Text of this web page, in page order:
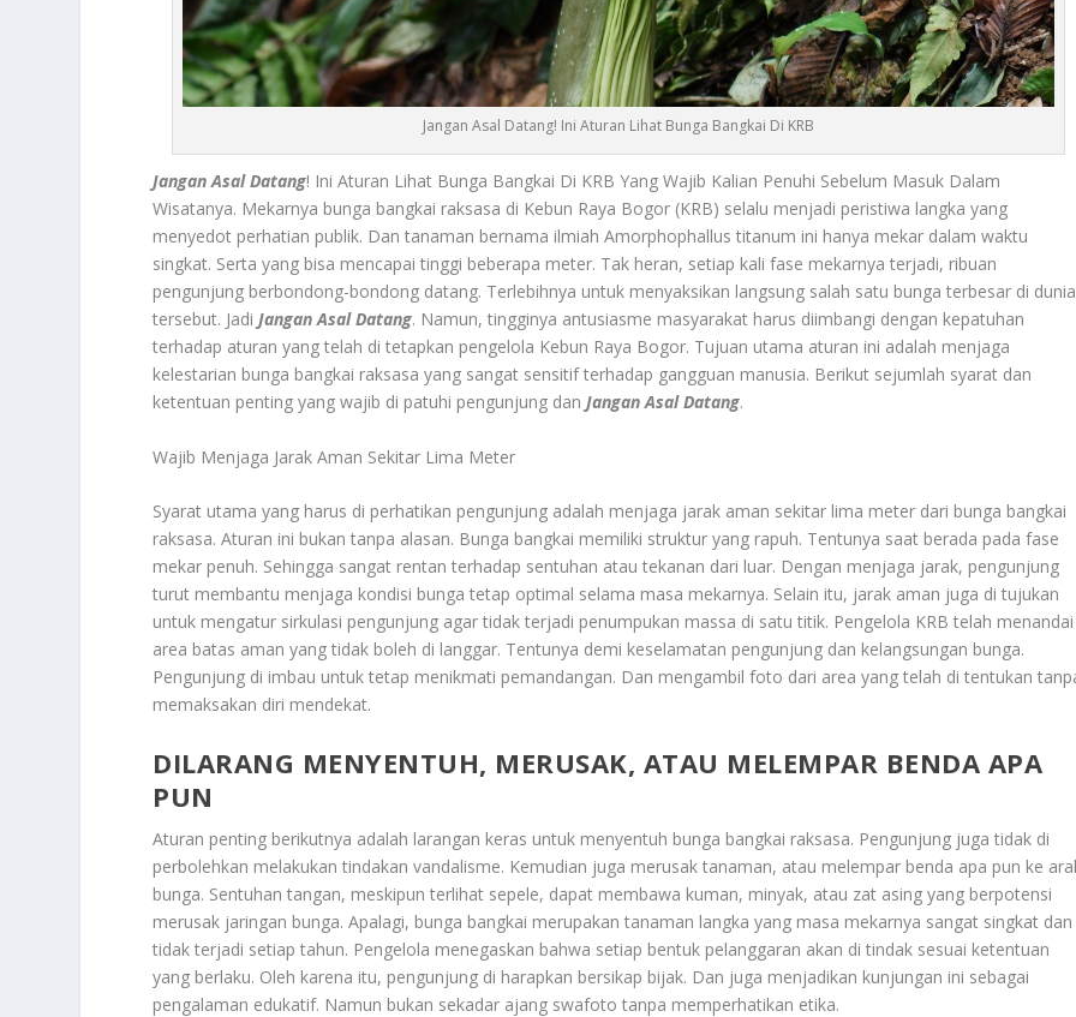
Jangan Asal Datang! Ini Aturan Lihat Bunga Bangkai Di KRB
Jangan Asal Datang! Ini Aturan Lihat Bunga Bangkai Di KRB Yang Wajib Kalian Penuhi Sebelum Masuk Dalam
Wisatanya. Mekarnya bunga bangkai raksasa di Kebun Raya Bogor (KRB) selalu menjadi peristiwa langka yang
menyedot perhatian publik. Dan tanaman bernama ilmiah Amorphophallus titanum ini hanya mekar dalam waktu
singkat. Serta yang bisa mencapai tinggi beberapa meter. Tak heran, setiap kali fase mekarnya terjadi, ribuan
pengunjung berbondong-bondong datang. Terlebihnya untuk menyaksikan langsung salah satu bunga terbesar di dunia
tersebut. JadiJangan Asal Datang. Namun, tingginya antusiasme masyarakat harus diimbangi dengan kepatuhan
terhadap aturan yang telah di tetapkan pengelola Kebun Raya Bogor. Tujuan utama aturan ini adalah menjaga
kelestarian bunga bangkai raksasa yang sangat sensitif terhadap gangguan manusia. Berikut sejumlah syarat dan
ketentuan penting yang wajib di patuhi pengunjung danJangan Asal Datang.
Wajib Menjaga Jarak Aman Sekitar Lima Meter
Syarat utama yang harus di perhatikan pengunjung adalah menjaga jarak aman sekitar lima meter dari bunga bangkai
raksasa. Aturan ini bukan tanpa alasan. Bunga bangkai memiliki struktur yang rapuh. Tentunya saat berada pada fase
mekar penuh. Sehingga sangat rentan terhadap sentuhan atau tekanan dari luar. Dengan menjaga jarak, pengunjung
turut membantu menjaga kondisi bunga tetap optimal selama masa mekarnya. Selain itu, jarak aman juga di tujukan
untuk mengatur sirkulasi pengunjung agar tidak terjadi penumpukan massa di satu titik. Pengelola KRB telah menandai
area batas aman yang tidak boleh di langgar. Tentunya demi keselamatan pengunjung dan kelangsungan bunga.
Pengunjung di imbau untuk tetap menikmati pemandangan. Dan mengambil foto dari area yang telah di tentukan
memaksakan diri mendekat.
DILARANG MENYENTUH, MERUSAK, ATAU MELEMPAR BENDA APA
PUN
Aturan penting berikutnya adalah larangan keras untuk menyentuh bunga bangkai raksasa. Pengunjung juga tidak di
perbolehkan melakukan tindakan vandalisme. Kemudian juga merusak tanaman, atau melempar benda apa pun ke
bunga. Sentuhan tangan, meskipun terlihat sepele, dapat membawa kuman, minyak, atau zat asing yang berpotensi
merusak jaringan bunga. Apalagi, bunga bangkai merupakan tanaman langka yang masa mekarnya sangat singkat dan
tidak terjadi setiap tahun. Pengelola menegaskan bahwa setiap bentuk pelanggaran akan di tindak sesuai ketentuan
yang berlaku. Oleh karena itu, pengunjung di harapkan bersikap bijak. Dan juga menjadikan kunjungan ini sebagai
pengalaman edukatif. Namun bukan sekadar ajang swafoto tanpa memperhatikan etika.